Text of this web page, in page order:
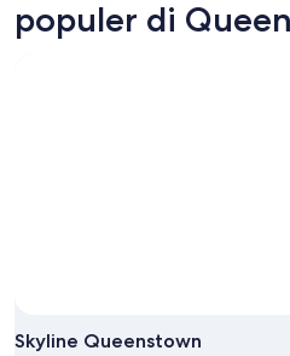
-
9
untuk
akhir
populer di
Skyline Queenstown